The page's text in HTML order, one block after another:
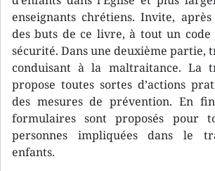
enseignants chrétiens. Invite,
des buts de ce livre, à tout un
sécurité. Dans une deuxième partie,
conduisant à la maltraitance. La
propose toutes sortes d’actions
des mesures de prévention. En fin
formulaires sont proposés pour
personnes impliquées dans le
enfants.